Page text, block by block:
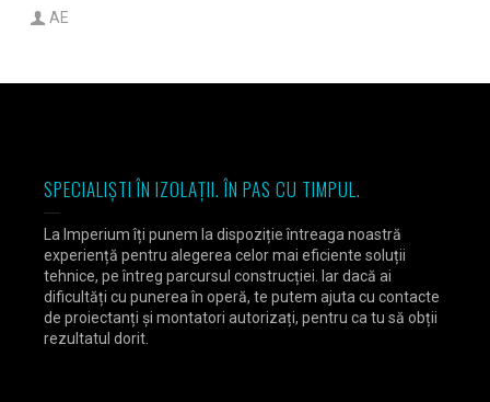
AE
SPECIALIȘTI ÎN IZOLAȚII. ÎN PAS CU TIMPUL.
La Imperium îți punem la dispoziție întreaga noastră
experiență pentru alegerea celor mai eficiente soluții
tehnice, pe întreg parcursul construcției. Iar dacă ai
dificultăți cu punerea în operă, te putem ajuta cu contacte
de proiectanți și montatori autorizați, pentru ca tu să obții
rezultatul dorit.